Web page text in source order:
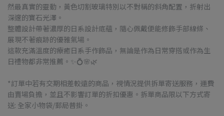
然最真實的靈動，黃色切割玻璃特別以不對稱的斜角配置，折射出
深邃的寶石光澤。
整體設計帶著濃厚的日系設計底蘊，隨心佩戴便能修飾手部線條、
展現不著痕跡的優雅氣場。
這款充滿溫度的療癒日系手作飾品，無論是作為日常穿搭或作為生
日禮物都非常推薦。✨💍🌸🌿
*訂單中若有交期相差較遠的商品，視情況提供拆單寄送服務，運費
由賣場負擔，並且不影響訂單的折扣優惠。拆單商品限以下方式寄
送: 全家小物袋/郵局普掛。